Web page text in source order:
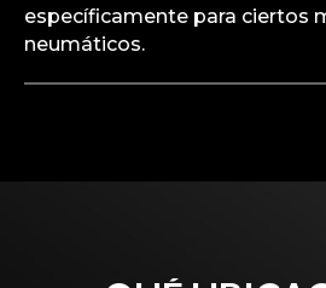
específicamente para ciertos
neumáticos.